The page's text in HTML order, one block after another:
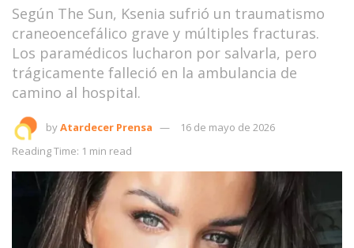
Según The Sun, Ksenia sufrió un traumatismo
craneoencefálico grave y múltiples fracturas.
Los paramédicos lucharon por salvarla, pero
trágicamente falleció en la ambulancia de
camino al hospital.
byAtardecer Prensa
16 de mayo de 2026
Reading Time: 1 min read